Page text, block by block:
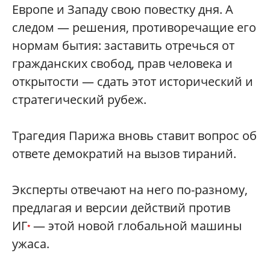
Европе и Западу свою повестку дня. А
следом — решения, противоречащие его
нормам бытия: заставить отречься от
гражданских свобод, прав человека и
открытости — сдать этот исторический и
стратегический рубеж.
Трагедия Парижа вновь ставит вопрос об
ответе демократий на вызов тираний.
Эксперты отвечают на него по-разному,
предлагая и версии действий против
ИГ* — этой новой глобальной машины
ужаса.